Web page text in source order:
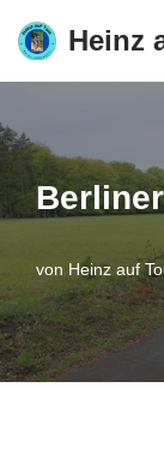
Zum
springen
Heinz
von Heinz auf